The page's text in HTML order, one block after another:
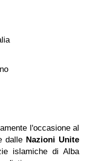
l'occasione al
dalle Nazioni Unite
islamiche di Alba